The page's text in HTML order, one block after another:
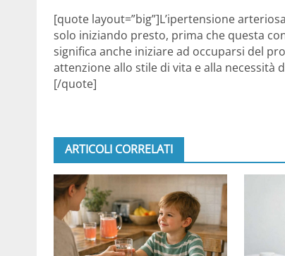
[quote layout=”big”]L’ipertensione
solo iniziando presto, prima che questa
significa anche iniziare ad occuparsi del
attenzione allo stile di vita e alla necessità
[/quote]
ARTICOLI CORRELATI